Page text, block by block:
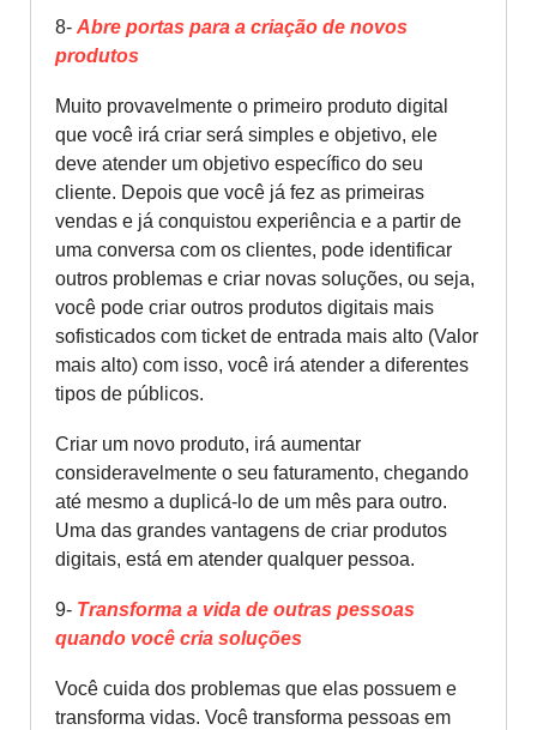
8- Abre portas para a criação de novos
produtos
Muito provavelmente o primeiro produto digital
que você irá criar será simples e objetivo, ele
deve atender um objetivo específico do seu
cliente. Depois que você já fez as primeiras
vendas e já conquistou experiência e a partir de
uma conversa com os clientes, pode identificar
outros problemas e criar novas soluções, ou seja,
você pode criar outros produtos digitais mais
sofisticados com ticket de entrada mais alto (Valor
mais alto) com isso, você irá atender a diferentes
tipos de públicos.
Criar um novo produto, irá aumentar
consideravelmente o seu faturamento, chegando
até mesmo a duplicá-lo de um mês para outro.
Uma das grandes vantagens de criar produtos
digitais, está em atender qualquer pessoa.
9- Transforma a vida de outras pessoas
quando você cria soluções
Você cuida dos problemas que elas possuem e
transforma vidas. Você transforma pessoas em